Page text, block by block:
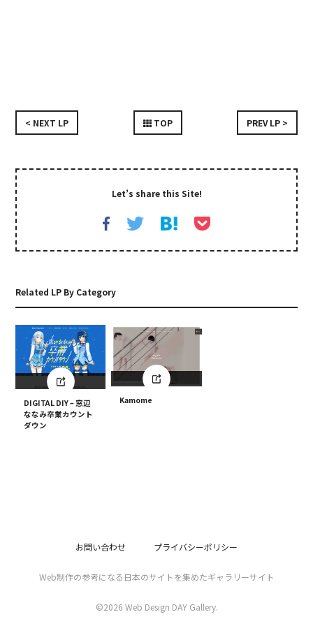
< NEXT LP TOP PREV LP >
Let’s share this Site!
Related LP By Category
DIGITAL DIY – 窓辺
ななみ卒業カウント
ダウン
Kamome
お問い合わせ プライバシーポリシー
Web制作の参考になる日本のサイトを集めたギャラリーサイト
©2026 Web Design DAY Gallery.